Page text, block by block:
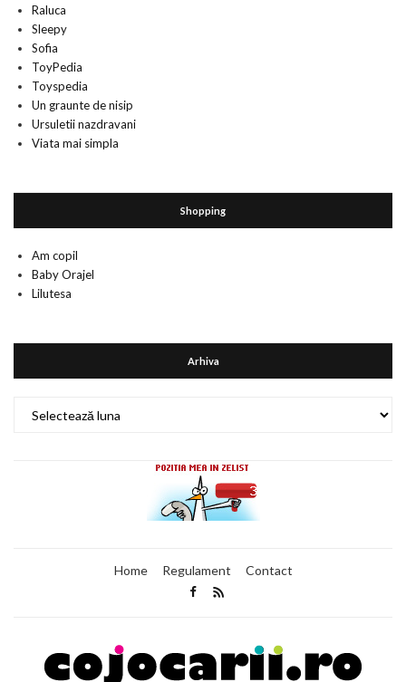
Raluca
Sleepy
Sofia
ToyPedia
Toyspedia
Un graunte de nisip
Ursuletii nazdravani
Viata mai simpla
Shopping
Am copil
Baby Orajel
Lilutesa
Arhiva
Home Regulament Contact